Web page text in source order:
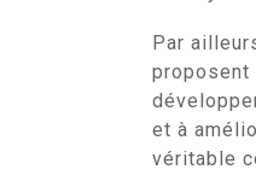
Par
proposent
et à
véritable